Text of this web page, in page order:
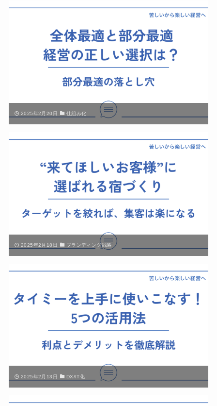
2025年2月20日 仕組み化
2025年2月18日 ブランディング戦略
2025年2月13日 DX/IT化